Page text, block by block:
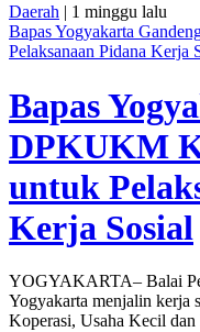
Daerah | 1 minggu lalu
Bapas Yogyakarta
Pelaksanaan Pidana Kerja
Bapas
DPKUKM
untuk
Kerja Sosial
YOGYAKARTA– Balai
Yogyakarta menjalin kerja
Koperasi, Usaha Kecil